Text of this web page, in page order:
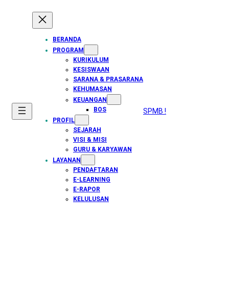
BERANDA
PROGRAM
KURIKULUM
KESISWAAN
SARANA & PRASARANA
KEHUMASAN
KEUANGAN
BOS
PROFIL
SEJARAH
VISI & MISI
GURU & KARYAWAN
LAYANAN
PENDAFTARAN
E-LEARNING
E-RAPOR
KELULUSAN
SPMB !